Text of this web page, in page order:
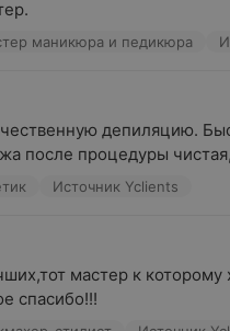
маникюра и педикюра
депиляцию.
после процедуры
Источник Yclients
мастер к которому
спасибо!!!